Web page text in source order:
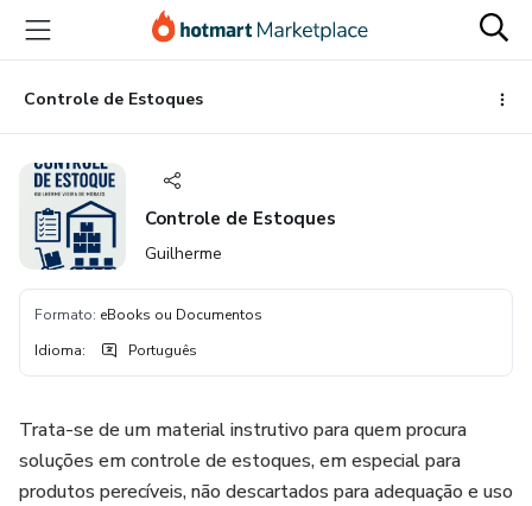
para
conteúdo
principal
para
pagamento
para
rodapéControle de Estoques
Controle de Estoques
Guilherme
Formato: eBooks ou Documentos
Idioma: Português
Trata-se de um material instrutivo para quem procura
soluções em controle de estoques, em especial para
produtos perecíveis, não descartados para adequação e uso